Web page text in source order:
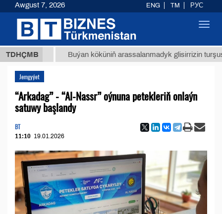
TDHÇMB
ТМТ Buýan köküniň arassalanmadyk glisirrizin turşusy (t.)
Jemgyýet
“Arkadag” - “Al-Nassr” oýnuna petekleriň onlaýn
satuwy başlandy
BT
11:10 19.01.2026
Awgust 7, 2026 ENG TM РУС